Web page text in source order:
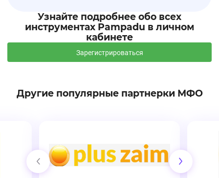
Узнайте подробнее обо всех
инструментах Pampadu в личном
кабинете
Зарегистрироваться
Другие популярные партнерки МФО